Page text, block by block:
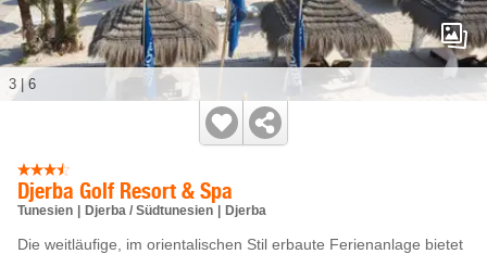
Djerba Golf Resort & Spa
Tunesien Djerba / Südtunesien Djerba
Die weitläufige, im orientalischen Stil erbaute Ferienanlage bietet
3 |6